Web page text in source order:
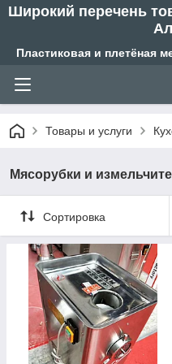
Широкий перечень
Пластиковая и плетёная
Товары и услуги
Мясорубки и
Сортировка